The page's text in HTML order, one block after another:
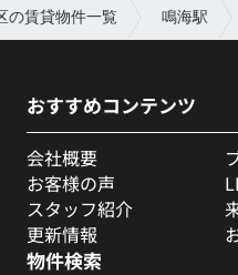
の賃貸物件一覧 鳴海駅
おすすめコンテンツ
会社概要
お客様の声
スタッフ紹介
更新情報
物件検索